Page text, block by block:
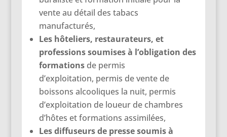
vente au détail des tabacs
manufacturés,
Les hôteliers, restaurateurs, et
professions soumises à l’obligation des
formations de permis
d’exploitation, permis de vente de
boissons alcooliques la nuit, permis
d’exploitation de loueur de chambres
d’hôtes et formations assimilées,
Les diffuseurs de presse soumis à